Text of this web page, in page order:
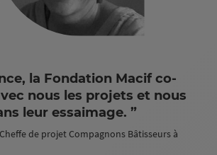
la Fondation Macif co-
nous les projets et nous
leur essaimage.
de projet Compagnons Bâtisseurs à